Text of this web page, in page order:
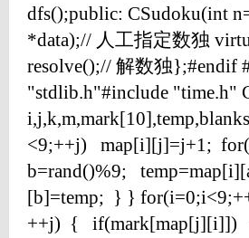
dfs();public: CSudoku(int
*data);// 人工指定数独
resolve();// 解数独};#endif
"stdlib.h"#include "time.h"
<9;++j) map[i][j]=j+1;
b=rand()%9;
[b]=temp; } }
++j) {